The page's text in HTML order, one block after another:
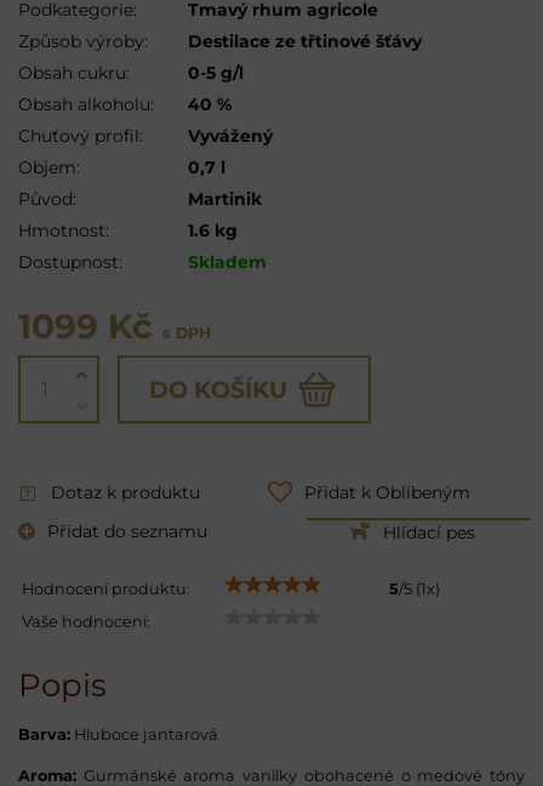
Podkategorie:
Tmavý rhum agricole
Způsob výroby:
Destilace ze třtinové šťávy
Obsah cukru:
0-5 g/l
Obsah alkoholu:
40 %
Chuťový profil:
Vyvážený
Objem:
0,7 l
Původ:
Martinik
Hmotnost:
1.6 kg
Dostupnost:
Skladem
1099 Kč s DPH
DO KOŠÍKU
Dotaz k produktu
Přidat k Oblíbeným
Přidat do seznamu
Hlídací pes
Hodnocení produktu: 5/5 (1 x)
Vaše hodnocení:
Popis
Barva: Hluboce jantarová
Aroma: Gurmánské aroma vanilky obohacené o medové tóny